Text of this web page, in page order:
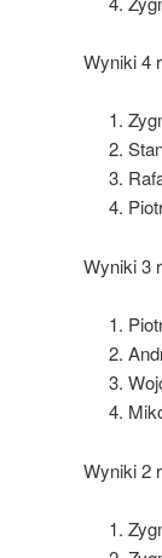
Wyniki 4
Wyniki 3
Wyniki 2